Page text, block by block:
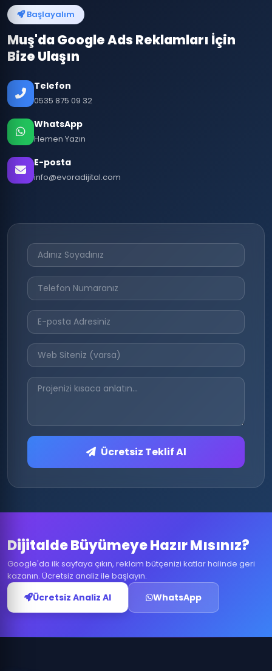
Başlayalım
Muş'da Google Ads Reklamları İçin
Bize Ulaşın
Telefon
0535 875 09 32
WhatsApp
Hemen Yazın
E-posta
info@evoradijital.com
Ücretsiz Teklif Al
Dijitalde Büyümeye Hazır Mısınız?
Google'da ilk sayfaya çıkın, reklam bütçenizi katlar halinde geri
kazanın. Ücretsiz analiz ile başlayın.
Ücretsiz Analiz Al WhatsApp